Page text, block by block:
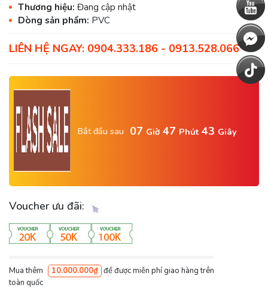
Thương hiệu: Đang cập nhật
Dòng sản phẩm: PVC
LIÊN HỆ NGAY: 0904.333.186 - 0913.528.066
Bắt đầu sau 07 Giờ 47 Phút 42 Giây
Voucher ưu đãi:
Mua thêm 10.000.000₫ để được miễn phí giao hàng trên
toàn quốc